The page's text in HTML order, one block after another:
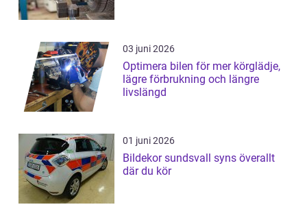
03 juni 2026
Optimera bilen för mer körglädje,
lägre förbrukning och längre
livslängd
01 juni 2026
Bildekor sundsvall syns överallt
där du kör